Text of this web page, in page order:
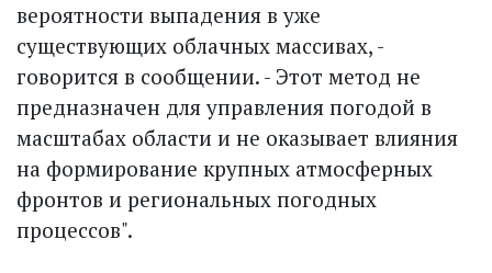
вероятности выпадения в уже
существующих облачных массивах, -
говорится в сообщении. - Этот метод не
предназначен для управления погодой в
масштабах области и не оказывает влияния
на формирование крупных атмосферных
фронтов и региональных погодных
процессов".